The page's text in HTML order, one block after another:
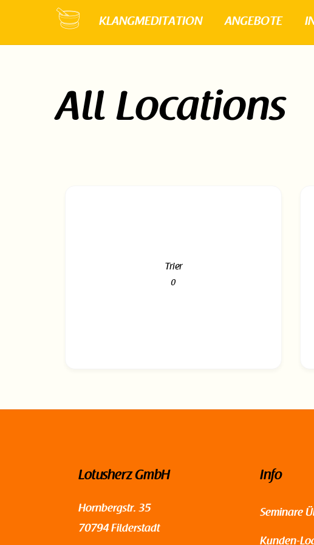
KLANGMEDITATION ANGEBOTE
All Locations
Trier
0
Lotusherz GmbH
Hornbergstr. 35
70794 Filderstadt
Info
Seminare
Kunden-